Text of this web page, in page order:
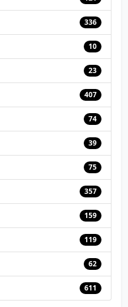
336
10
23
407
74
39
75
357
159
119
62
611